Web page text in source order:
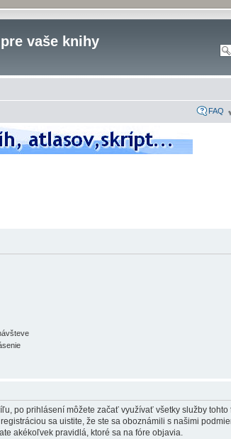
vaše knihy
FAQ
po prihlásení môžete začať využívať všetky služby tohto
sa uistite, že ste sa oboznámili s našimi
akékoľvek pravidlá, ktoré sa na fóre objavia.